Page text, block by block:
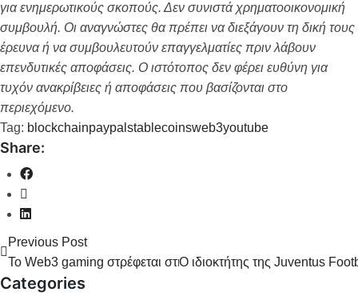
για ενημερωτικούς σκοπούς. Δεν συνιστά χρηματοοικονομική
συμβουλή. Οι αναγνώστες θα πρέπει να διεξάγουν τη δική τους
έρευνα ή να συμβουλευτούν επαγγελματίες πριν λάβουν
επενδυτικές αποφάσεις. Ο ιστότοπος δεν φέρει ευθύνη για
τυχόν ανακρίβειες ή αποφάσεις που βασίζονται στο
περιεχόμενο.
Tag: blockchainpaypal stablecoinsweb3youtube
Share:
Previous Post
Το Web3 gaming στρέφεται στη βιωσιμότητα καθώς
Ο ιδιοκτήτης της Juventus
Categories